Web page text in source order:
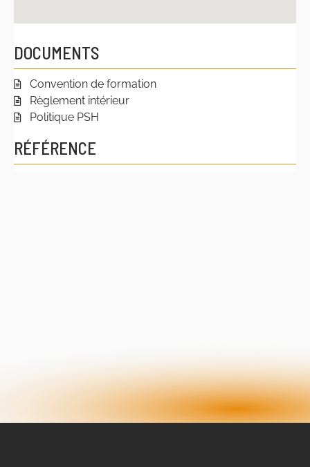
DOCUMENTS
Convention de formation
Règlement intérieur
Politique PSH
RÉFÉRENCE